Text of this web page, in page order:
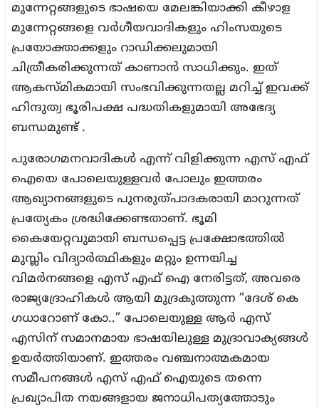
മുന്നേറ്റങ്ങളുടെ ഭാഷയെ മേലങ്കിയാക്കി കീഴാള
മുന്നേറ്റങ്ങളെ വർഗീയവാദികളും ഹിംസയുടെ
പ്രയോക്താക്കളും റാഡിക്കലുമായി
ചിത്രീകരിക്കുന്നത് കാണാൻ സാധിക്കും. ഇത്
ആകസ്മികമായി സംഭവിക്കുന്നതല്ല മറിച്ച് ഇവക്ക്
ഹിന്ദുത്വ ഭൂരിപക്ഷ പദ്ധതികളുമായി അഭേദ്യ
ബന്ധമുണ്ട് .
പുരോഗമനവാദികൾ എന്ന് വിളിക്കുന്ന എസ് എഫ്
ഐയെ പോലെയുള്ളവർ പോലും ഇത്തരം
ആഖ്യാനങ്ങളുടെ പുനരുത്പാദകരായി മാറുന്നത്
പ്രത്യേകം ശ്രദ്ധിക്കേണ്ടതാണ്. ഭൂമി
കൈയേറ്റവുമായി ബന്ധപ്പെട്ട പ്രക്ഷോഭത്തിൽ
മുസ്ലിം വിദ്യാർത്ഥികളും മറ്റും ഉന്നയിച്ച
വിമർനങ്ങളെ എസ് എഫ് ഐ നേരിട്ടത്, അവരെ
രാജ്യദ്രോഹികൾ ആയി മുദ്രകുത്തുന്ന “ദേശ് കെ
ഗധാറോണ് കോ..” പോലെയുള്ള ആർ എസ്
എസിന് സമാനമായ ഭാഷയിലുള്ള മുദ്രാവാക്യങ്ങൾ
ഉയർത്തിയാണ്. ഇത്തരം വഞ്ചനാത്മകമായ
സമീപനങ്ങൾ എസ് എഫ് ഐയുടെ തന്നെ
പ്രഖ്യാപിത നയങ്ങളായ ജനാധിപത്യത്തോടും